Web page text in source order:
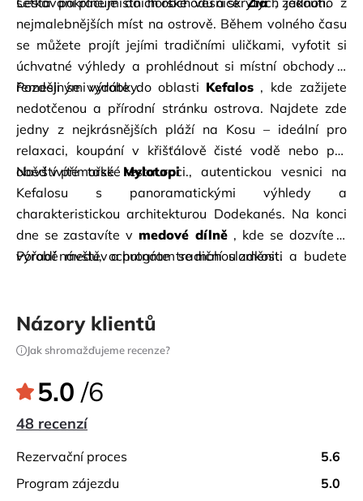
nejmalebnějších míst na ostrově. Během volného času
se můžete projít jejími tradičními uličkami, vyfotit si
úchvatné výhledy a prohlédnout si místní obchody s
řemeslnými výrobky.
Později se vydáte do oblasti Kefalos , kde zažijete
nedotčenou a přírodní stránku ostrova. Najdete zde
jedny z nejkrásnějších pláží na Kosu – ideální pro
relaxaci, koupání v křišťálově čisté vodě nebo pro
oběd v přímořské restauraci.
Navštívíte také Mylotopi , autentickou vesnici na
Kefalosu s panoramatickými výhledy a
charakteristickou architekturou Dodekanés. Na konci
dne se zastavíte v medové dílně , kde se dozvíte o
výrobě medu, ochutnáte tradiční sladkosti a budete
Pořadí návštěv a program se mohou změnit.
Názory klientů
Jak shromažďujeme recenze?
5.0 /6
48 recenzí
rezervační proces
5.6
program zájezdu
5.0